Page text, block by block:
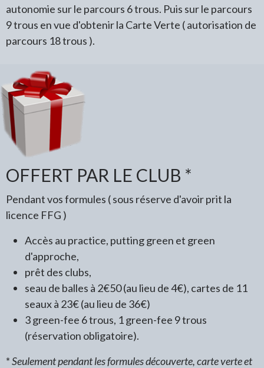
autonomie sur le parcours 6 trous. Puis sur le parcours
9 trous en vue d'obtenir la Carte Verte ( autorisation de
parcours 18 trous ).
OFFERT PAR LE CLUB *
Pendant vos formules ( sous réserve d'avoir prit la
licence FFG )
Accès au practice, putting green et green
d'approche,
prêt des clubs,
seau de balles à 2€50 (au lieu de 4€), cartes de 11
seaux à 23€ (au lieu de 36€)
3 green-fee 6 trous, 1 green-fee 9 trous
(réservation obligatoire).
*Seulement pendant les formules découverte, carte verte et